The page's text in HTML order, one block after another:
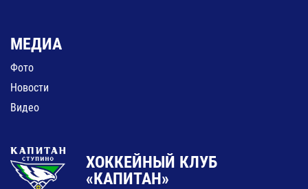
МЕДИА
Фото
Новости
Видео
ХОККЕЙНЫЙ КЛУБ
«КАПИТАН»